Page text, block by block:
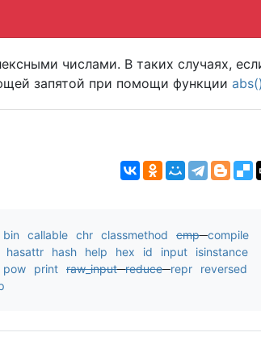
числами. В таких случаях,
запятой при помощи функции abs()
bin callable chr classmethod cmp compile
hasattr hash help hex id input
isinstance
pow print raw_input reduce repr
reversed